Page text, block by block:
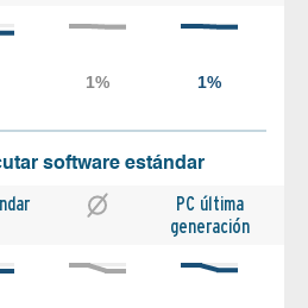
software estándar
PC última
generación